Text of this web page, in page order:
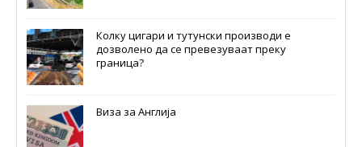
Колку цигари и тутунски производи е
дозволено да се превезуваат преку
граница?
Виза за Англија